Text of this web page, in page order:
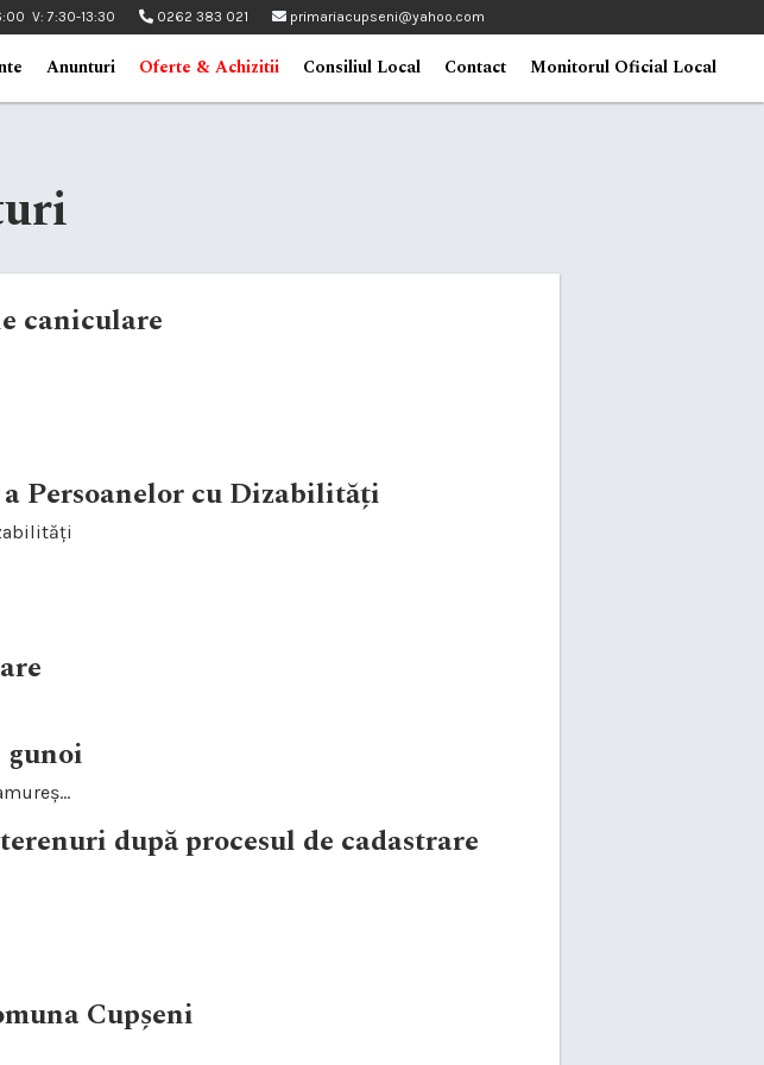
V: 7:30-13:30 0262 383 021 primariacupseni@yahoo.com
Anunturi Oferte & Achizitii Consiliul Local Contact Monitorul Oficial Local
caniculare
Persoanelor cu Dizabilități
după procesul de cadastrare
Cupșeni